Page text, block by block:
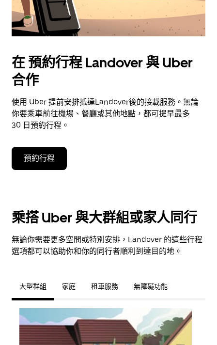
在 預約行程 Landover 與 Uber
合作
使用 Uber 提前安排抵達Landover後的接載服務。無論
你要乘車前往機場、餐廳或其他地點，都可提早最多
30 日預約行程。
預約行程
乘搭 Uber 與大群組或家人同行
無論你需要更多空間或特別安排，Landover 的這些行程
選項都可以協助你和你的同行者順利到達目的地。
大型群組 家庭 租車服務 無障礙功能